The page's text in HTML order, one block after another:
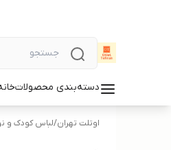
دسته‌بندی محصولات
اوتلت تهران/لباس کودک و